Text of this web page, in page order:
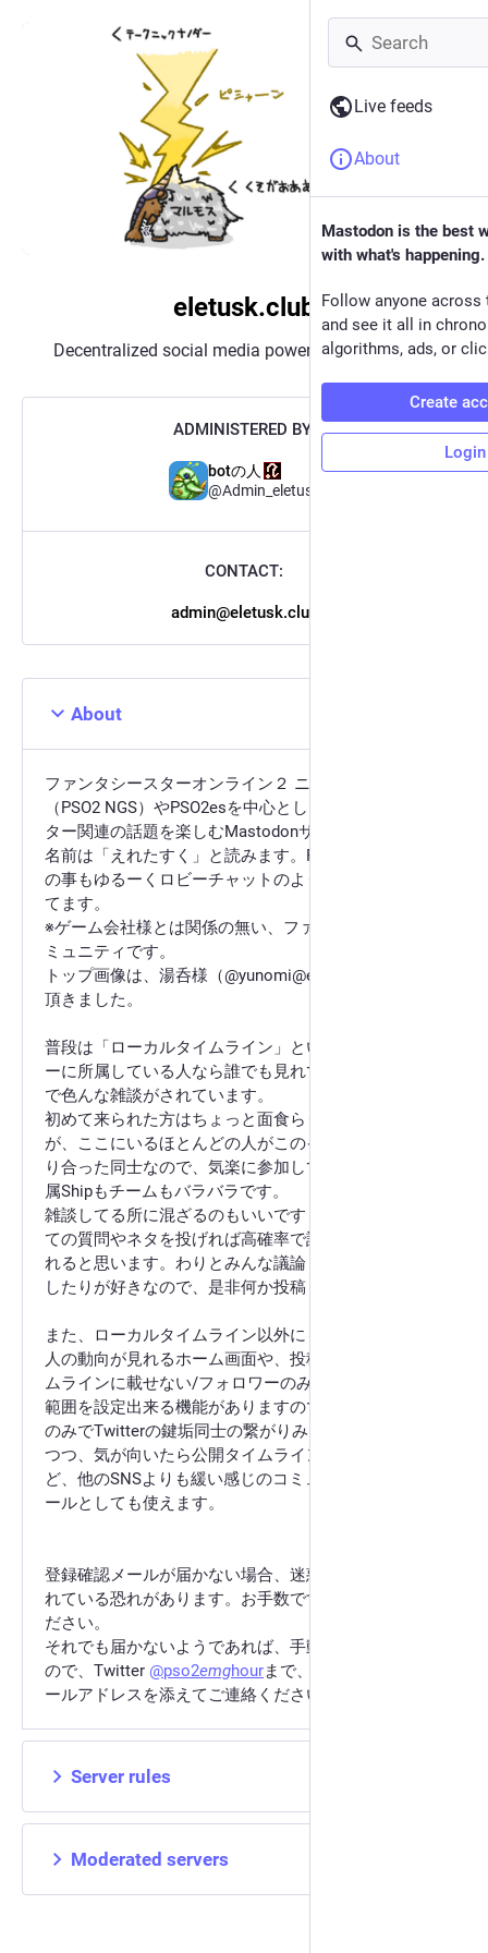
eletusk.club
Decentralized social media powered byMastodon
ADMINISTERED BY:
botの人​
@Admin_eletusk
CONTACT:
admin@eletusk.club
About
ファンタシースターオンライン２ ニュージェネシス
（PSO2 NGS）やPSO2esを中心としたファンタシース
ター関連の話題を楽しむMastodonサーバーです。
名前は「えれたすく」と読みます。PSO2以外のゲーム
の事もゆるーくロビーチャットのようなノリで雑談し
てます。
※ゲーム会社様とは関係の無い、ファンサイト的なコ
ミュニティです。
トップ画像は、湯呑様（@yunomi@eletusk.club）から
頂きました。
普段は「ローカルタイムライン」という、このサーバ
ーに所属している人なら誰でも見れて書き込める場所
で色んな雑談がされています。
初めて来られた方はちょっと面食らうかもしれません
が、ここにいるほとんどの人がこのインスタンスで知
り合った同士なので、気楽に参加してもらえれば。所
属Shipもチームもバラバラです。
雑談してる所に混ざるのもいいですし、ゲームについ
ての質問やネタを投げれば高確率で誰かが反応してく
れると思います。わりとみんな議論したりアドバイス
したりが好きなので、是非何か投稿してみて下さい。
また、ローカルタイムライン以外にも、フォローした
人の動向が見れるホーム画面や、投稿ごとに公開タイ
ムラインに載せない/フォロワーのみに見せるなど公開
範囲を設定出来る機能がありますので、普段は仲間内
のみでTwitterの鍵垢同士の繋がりみたいな感じで使い
つつ、気が向いたら公開タイムラインにも参加するな
ど、他のSNSよりも緩い感じのコミュニケーションツ
ールとしても使えます。
登録確認メールが届かない場合、迷惑メールに分類さ
れている恐れがあります。お手数ですが一度ご確認く
ださい。
それでも届かないようであれば、手動で対応致します
ので、Twitter @pso2emghourまで、登録に使用したメ
ールアドレスを添えてご連絡ください。
Server rules
Moderated servers
Live feeds
About
Mastodon is the best
with what's happening.
Follow anyone across
and see it all in
algorithms, ads, or
Create
Login